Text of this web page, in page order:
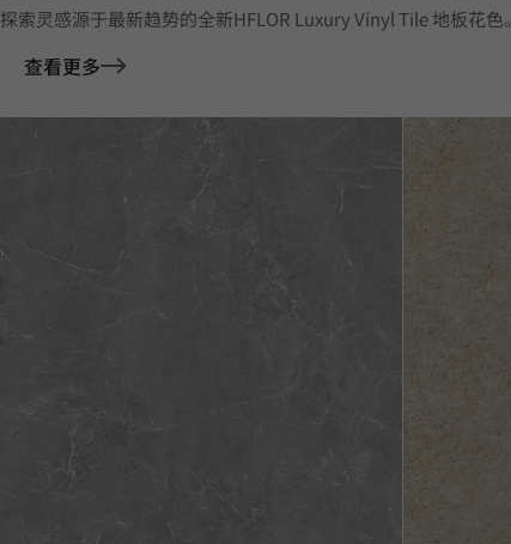
探索灵感源于最新趋势的全新HFLOR Luxury Vinyl Tile 地板花色。
查看更多